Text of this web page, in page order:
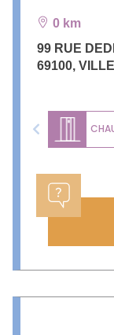
0 km
99 RUE
69100,
Previous